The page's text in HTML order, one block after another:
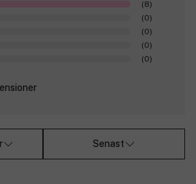
(8)
(0)
(0)
(0)
(0)
Senast